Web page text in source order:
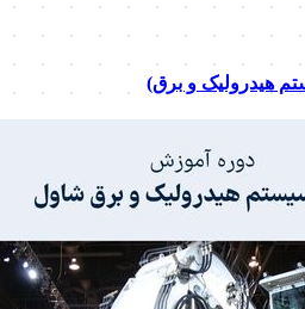
هیدرولیک و برق)